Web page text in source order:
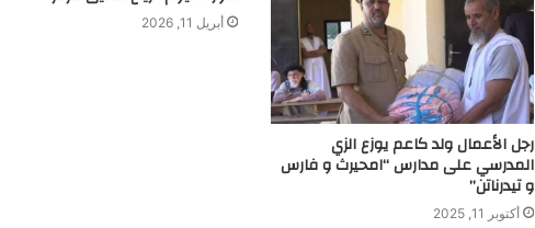
رجل الأعمال ولد كاعم يوزع الزي
المدرسي على مدارس “امحيرث و فارس
و تيدرناتن”
أكتوبر 11, 2025
أبريل 11, 2026